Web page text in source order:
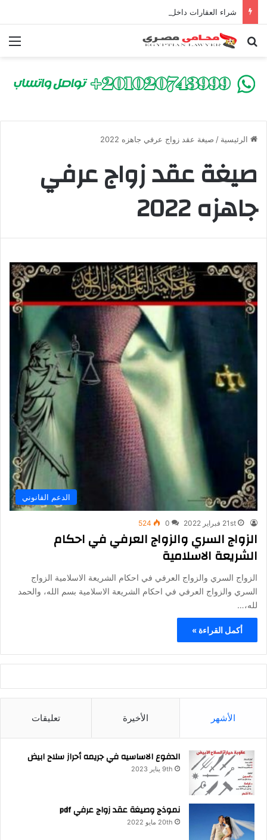
بحث عن
الرئيسية / صيغة عقد زواج عرفي جاهزه 2022
صيغة عقد زواج عرفي
جاهزه 2022
الدعم القانوني
21st فبراير 2022 0
524
الزواج السري والزواج العرفي في احكام
الشريعة الاسلامية
الزواج السري والزواج العرفي في احكام الشريعة الاسلامية الزواج
السري والزواج العرفي في احكام الشريعة الاسلامية بسم الله، والحمد
لله،…
أكمل القراءة »
الأشهر الأخيرة تعليقات
الدفوع الاساسيه في جريمه أحراز سلاح ابيض
9th يناير 2023
نموذج وصيغة عقد زواج عرفي pdf
20th مايو 2022